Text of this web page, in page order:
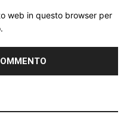
web in questo browser per